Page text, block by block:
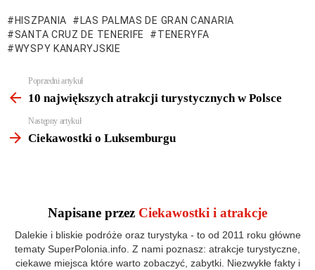
HISZPANIA
LAS PALMAS DE GRAN CANARIA
SANTA CRUZ DE TENERIFE
TENERYFA
WYSPY KANARYJSKIE
Zobacz
więcej
Poprzedni artykuł
10 największych atrakcji turystycznych w Polsce
Następny artykuł
Ciekawostki o Luksemburgu
Napisane przez Ciekawostki i atrakcje
Dalekie i bliskie podróże oraz turystyka - to od 2011 roku główne
tematy SuperPolonia.info. Z nami poznasz: atrakcje turystyczne,
ciekawe miejsca które warto zobaczyć, zabytki. Niezwykłe fakty i